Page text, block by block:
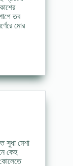
তব
মোর
সুধা মেশা
কেহ